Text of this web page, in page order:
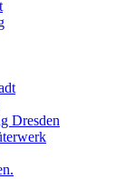
Dresden